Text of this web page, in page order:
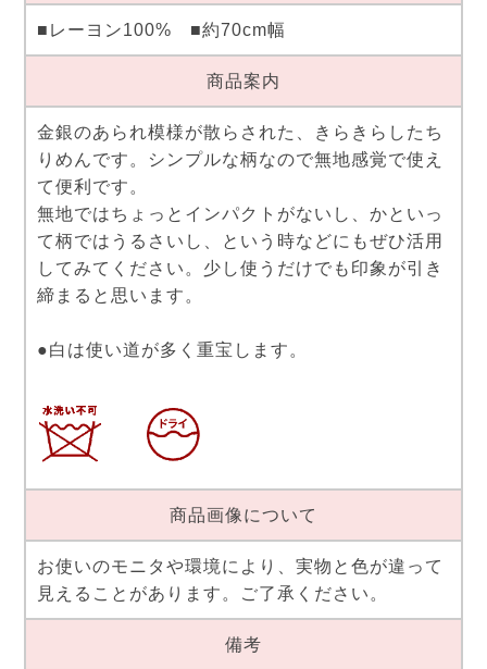
■レーヨン100% ■約70cm幅
商品案内
金銀のあられ模様が散らされた、きらきらしたち
りめんです。シンプルな柄なので無地感覚で使え
て便利です。
無地ではちょっとインパクトがないし、かといっ
て柄ではうるさいし、という時などにもぜひ活用
してみてください。少し使うだけでも印象が引き
締まると思います。
●白は使い道が多く重宝します。
商品画像について
お使いのモニタや環境により、実物と色が違って
見えることがあります。ご了承ください。
備考